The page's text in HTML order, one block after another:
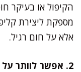
הקיפול או בעיקר
מספקת ליצירת
אלא על חום רגיל.
2. אפשר לוותר על הצבע הכתום?